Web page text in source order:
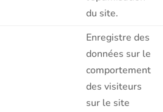
du site.
Enregistre des
données sur le
comportement
des visiteurs
sur le site